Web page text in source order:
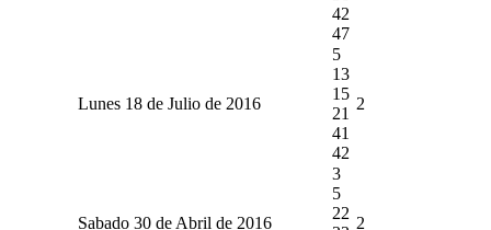
42
47
Lunes 18 de Julio de 2016
5
13
15
21
41
42
2
Sabado 30 de Abril de 2016
3
5
22
2